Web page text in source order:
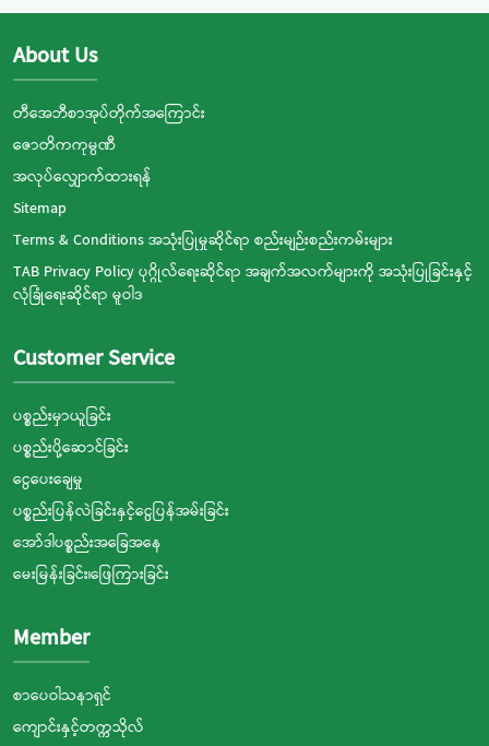
About Us
တီအေဘီစာအုပ်တိုက်အကြောင်း
ဇောတိကကုမ္ပဏီ
အလုပ်လျှောက်ထားရန်
Sitemap
Terms & Conditions အသုံးပြုမှုဆိုင်ရာ စည်းမျဉ်းစည်းကမ်းများ
TAB Privacy Policy ပုဂ္ဂိုလ်ရေးဆိုင်ရာ အချက်အလက်များကို အသုံးပြုခြင်းနှင့်
လုံခြုံရေးဆိုင်ရာ မူဝါဒ
Customer Service
ပစ္စည်းမှာယူခြင်း
ပစ္စည်းပို့ဆောင်ခြင်း
ငွေပေးချေမှု
ပစ္စည်းပြန်လဲခြင်းနှင့်ငွေပြန်အမ်းခြင်း
အော်ဒါပစ္စည်းအခြေအနေ
မေးမြန်းခြင်း၊ဖြေကြားခြင်း
Member
စာပေဝါသနာရှင်
ကျောင်းနှင့်တက္ကသိုလ်